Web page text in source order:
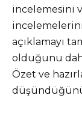
incelemesini
incelemelerini
açıklamayı
olduğunu
Özet ve